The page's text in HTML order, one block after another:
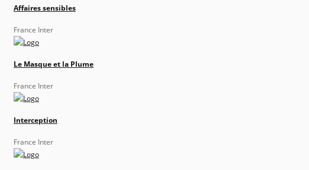
Affaires sensibles
France Inter
Le Masque et la Plume
France Inter
Interception
France Inter